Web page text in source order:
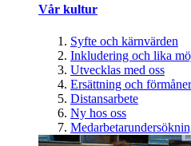
Vår kultur
Syfte och kärnvärden
Inkludering och lika
Utvecklas med oss
Ersättning och förmåner
Distansarbete
Ny hos oss